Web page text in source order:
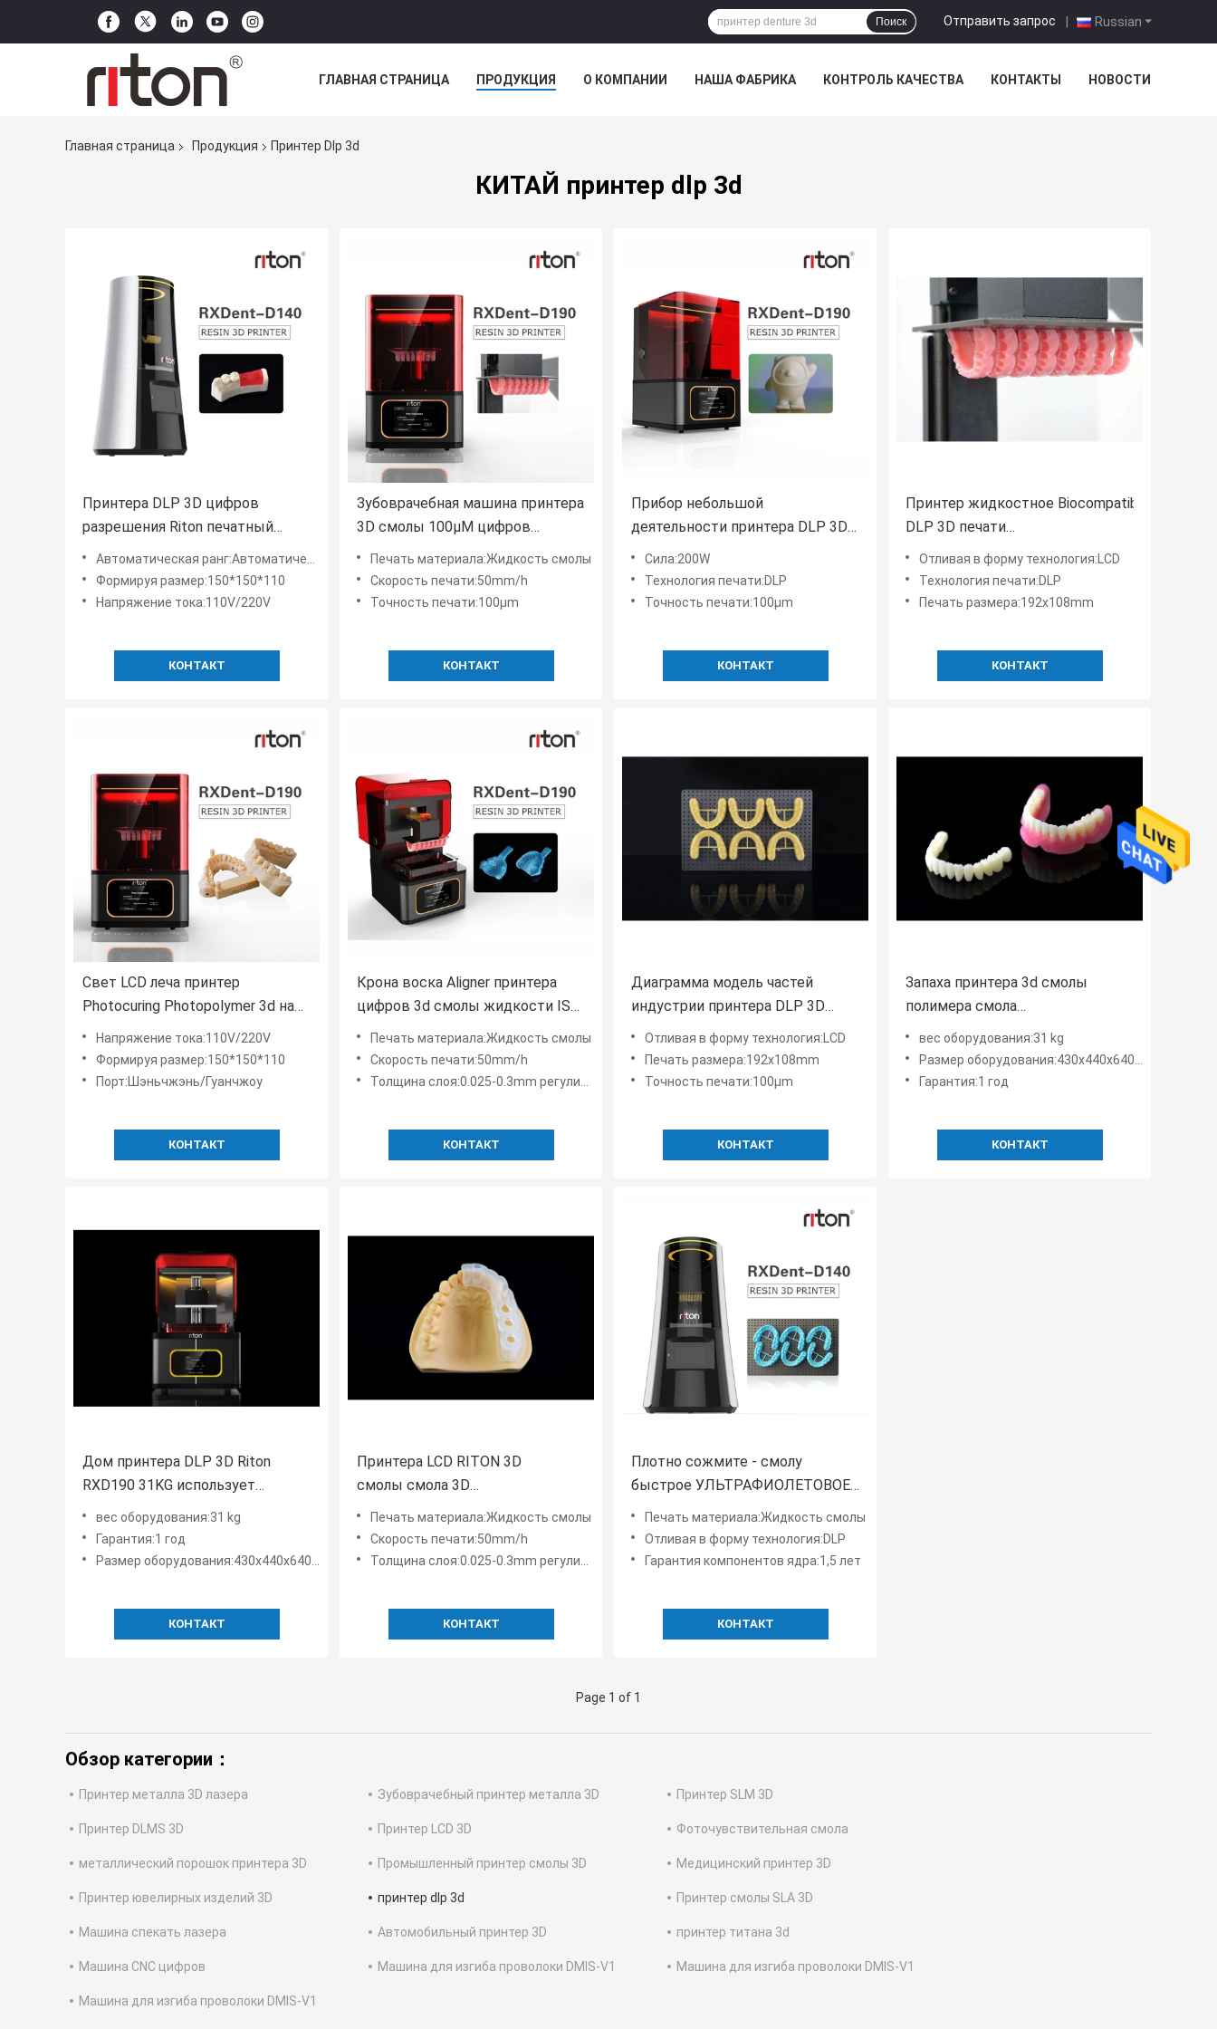
Russian
Отправить запрос |
Поиск
ГЛАВНАЯ СТРАНИЦА ПРОДУКЦИЯ О КОМПАНИИ НАША ФАБРИКА КОНТРОЛЬ КАЧЕСТВА КОНТАКТЫ НОВОСТИ
Главная страница
Продукция Принтер Dlp 3d
КИТАЙ принтер dlp 3d
Принтера DLP 3D цифров
разрешения Riton печатный
станок смолы высокого
промышленный
Автоматическая ранг:Автоматический
Формируя размер:150*150*110
Напряжение тока:110V/220V
КОНТАКТ
Зубоврачебная машина принтера
3D смолы 100μM цифров
металла принтера Lcd 3d модели
Печать материала:Жидкость смолы
Скорость печати:50mm/h
Точность печати:100μm
КОНТАКТ
Прибор небольшой
деятельности принтера DLP 3D
LCD смолы 3d легкой удобный
Сила:200W
Технология печати:DLP
Точность печати:100μm
КОНТАКТ
Принтер жидкостное Biocompatible
DLP 3D печати
смолы жидкостный
Отливая в форму технология:LCD
Технология печати:DLP
Печать размера:192x108mm
КОНТАКТ
Свет LCD леча принтер
Photocuring Photopolymer 3d на
зуб 150*150*110cm
Напряжение тока:110V/220V
Формируя размер:150*150*110
Порт:Шэньчжэнь/Гуанчжоу
КОНТАКТ
Крона воска Aligner принтера
цифров 3d смолы жидкости ISO
50mm/H
Печать материала:Жидкость смолы
Скорость печати:50mm/h
Толщина слоя:0.025-0.3mm регулируемое
КОНТАКТ
Диаграмма модель частей
индустрии принтера DLP 3D
Photopolymer смолы
жидкостная
Отливая в форму технология:LCD
Печать размера:192x108mm
Точность печати:100μm
КОНТАКТ
Запаха принтера 3d смолы
полимера смола
DLP УЛЬТРАФИОЛЕТОВОГО
низкого
УЛЬТРАФИОЛЕТОВАЯ стандартная для
вес оборудования:31 kg
Размер оборудования:430x440x640mm
Гарантия:1 год
КОНТАКТ
Дом принтера DLP 3D Riton
RXD190 31KG использует
автоматический принтер смолы
LCD 3d
вес оборудования:31 kg
Гарантия:1 год
Размер оборудования:430x440x640mm
КОНТАКТ
Принтера LCD RITON 3D
смолы смола 3D
жидкостного УЛЬТРАФИОЛЕТОВАЯ леча печатая Photopolymer
Печать материала:Жидкость смолы
Скорость печати:50mm/h
Толщина слоя:0.025-0.3mm регулируемое
КОНТАКТ
Плотно сожмите - смолу
быстрое УЛЬТРАФИОЛЕТОВОЕ
печатая Riton
устойчивого принтера DLP 3D
LCD жесткую
Печать материала:Жидкость смолы
Отливая в форму технология:DLP
Гарантия компонентов ядра:1,5 лет
КОНТАКТ
Page 1 of 1
Обзор категории：
Принтер металла 3D лазера Зубоврачебный принтер металла 3D Принтер SLM 3D
Принтер DLMS 3D Принтер LCD 3D Фоточувствительная смола
металлический порошок принтера 3D Промышленный принтер смолы 3D Медицинский принтер 3D
Принтер ювелирных изделий 3D принтер dlp 3d Принтер смолы SLA 3D
Машина спекать лазера Автомобильный принтер 3D принтер титана 3d
Машина CNC цифров Машина для изгиба проволоки DMIS-V1 Машина для изгиба проволоки DMIS-V1
Машина для изгиба проволоки DMIS-V1